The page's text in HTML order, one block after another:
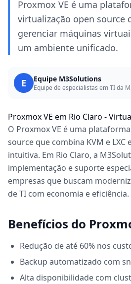
Proxmox VE é uma
virtualização open source
gerenciar máquinas
um ambiente unificado.
E Equipe M3Solutions
Equipe de especialistas em TI da
Proxmox VE em Rio Claro -
O Proxmox VE é uma
source que combina KVM e
intuitiva. Em Rio Claro, a
implementação e suporte
empresas que buscam
de TI com economia e eficiência.
Benefícios do
Redução de até 60% nos
Backup automatizado com
Alta disponibilidade com